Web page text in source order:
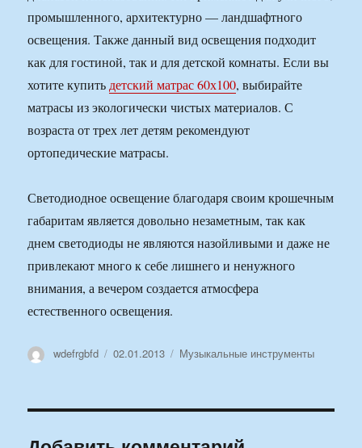
промышленного, архитектурно — ландшафтного
освещения. Также данный вид освещения подходит
как для гостиной, так и для детской комнаты. Если вы
хотите купитьдетский матрас 60х100, выбирайте
матрасы из экологически чистых материалов. С
возраста от трех лет детям рекомендуют
ортопедические матрасы.
Светодиодное освещение благодаря своим крошечным
габаритам является довольно незаметным, так как
днем светодиоды не являются назойливыми и даже не
привлекают много к себе лишнего и ненужного
внимания, а вечером создается атмосфера
естественного освещения.
Автор
wdefrgbfd Опубликовано
02.01.2013 Рубрики
Музыкальные инструменты